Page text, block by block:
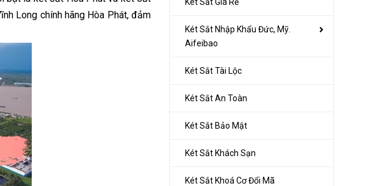
Long chính hãng Hòa Phát, đảm
Két Sắt Nhập Khẩu Đức, Mỹ.
Aifeibao
Két Sắt Tài Lộc
Két Sắt An Toàn
Két Sắt Bảo Mật
Két Sắt Khách Sạn
Két Sắt Khoá Cơ Đổi Mã